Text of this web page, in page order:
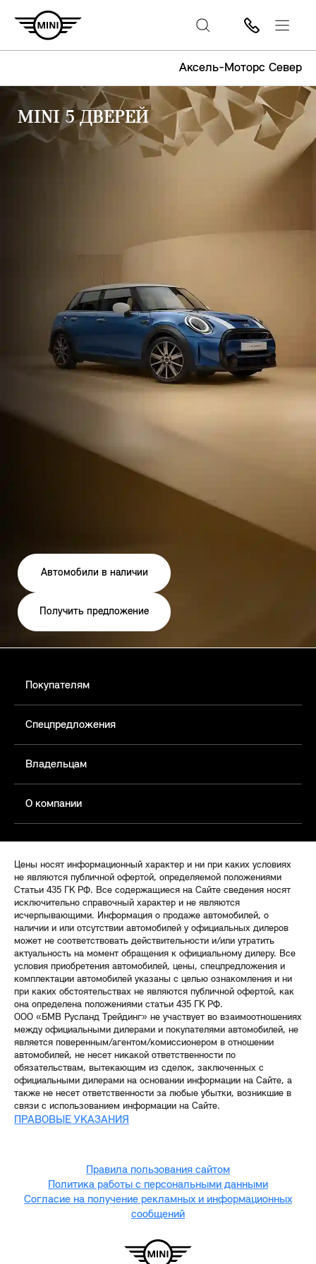
Аксель-Моторс Север
MINI 5 ДВЕРЕЙ
Автомобили в наличии
Получить предложение
Покупателям
Спецпредложения
Владельцам
О компании
Цены носят информационный характер и ни при каких условиях
не являются публичной офертой, определяемой положениями
Статьи 435 ГК РФ. Все содержащиеся на Сайте сведения носят
исключительно справочный характер и не являются
исчерпывающими. Информация о продаже автомобилей, о
наличии и или отсутствии автомобилей у официальных дилеров
может не соответствовать действительности и/или утратить
актуальность на момент обращения к официальному дилеру. Все
условия приобретения автомобилей, цены, спецпредложения и
комплектации автомобилей указаны с целью ознакомления и ни
при каких обстоятельствах не являются публичной офертой, как
она определена положениями статьи 435 ГК РФ.
ООО «БМВ Русланд Трейдинг» не участвует во взаимоотношениях
между официальными дилерами и покупателями автомобилей, не
является поверенным/агентом/комиссионером в отношении
автомобилей, не несет никакой ответственности по
обязательствам, вытекающим из сделок, заключенных с
официальными дилерами на основании информации на Сайте, а
также не несет ответственности за любые убытки, возникшие в
связи с использованием информации на Сайте.
ПРАВОВЫЕ УКАЗАНИЯ
Правила пользования сайтом
Политика работы с персональными данными
Согласие на получение рекламных и информационных
сообщений